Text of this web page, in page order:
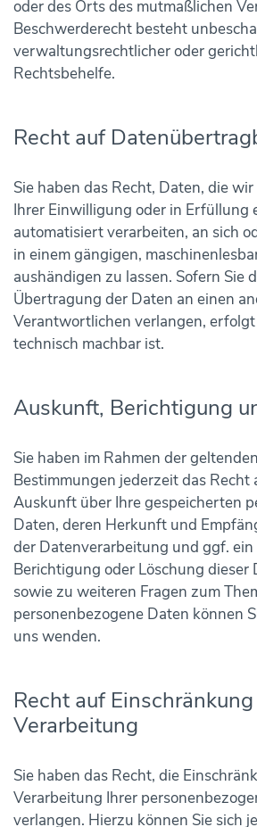
oder des Orts des mutmaßlichen
Beschwerderecht besteht
verwaltungsrechtlicher oder
Rechtsbehelfe.
Recht auf
Sie haben das Recht, Daten, die
Ihrer Einwilligung oder in Erfüllung
automatisiert verarbeiten, an sich
in einem gängigen,
aushändigen zu lassen. Sofern Sie
Übertragung der Daten an einen
Verantwortlichen verlangen,
technisch machbar ist.
Auskunft, Berichtigung
Sie haben im Rahmen der
Bestimmungen jederzeit das
Auskunft über Ihre gespeicherten
Daten, deren Herkunft und
der Datenverarbeitung und ggf.
Berichtigung oder Löschung dieser
sowie zu weiteren Fragen zum
personenbezogene Daten können
uns wenden.
Recht auf
Verarbeitung
Sie haben das Recht, die
Verarbeitung Ihrer
verlangen. Hierzu können Sie sich